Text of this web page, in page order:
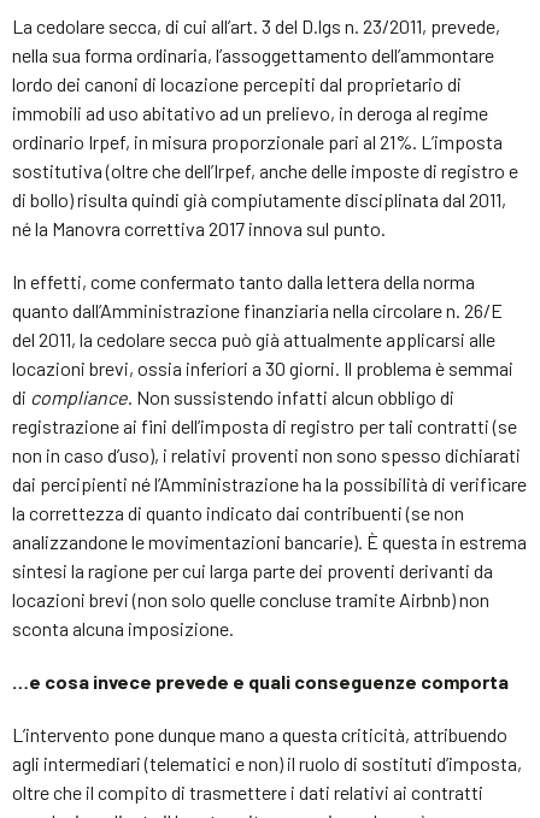
La cedolare secca, di cui all’art. 3 del D.lgs n. 23/2011, prevede,
nella sua forma ordinaria, l’assoggettamento dell’ammontare
lordo dei canoni di locazione percepiti dal proprietario di
immobili ad uso abitativo ad un prelievo, in deroga al regime
ordinario Irpef, in misura proporzionale pari al 21%. L’imposta
sostitutiva (oltre che dell’Irpef, anche delle imposte di registro e
di bollo) risulta quindi già compiutamente disciplinata dal 2011,
né la Manovra correttiva 2017 innova sul punto.
In effetti, come confermato tanto dalla lettera della norma
quanto dall’Amministrazione finanziaria nella circolare n. 26/E
del 2011, la cedolare secca può già attualmente applicarsi alle
locazioni brevi, ossia inferiori a 30 giorni. Il problema è semmai
di compliance. Non sussistendo infatti alcun obbligo di
registrazione ai fini dell’imposta di registro per tali contratti (se
non in caso d’uso), i relativi proventi non sono spesso dichiarati
dai percipienti né l’Amministrazione ha la possibilità di verificare
la correttezza di quanto indicato dai contribuenti (se non
analizzandone le movimentazioni bancarie). È questa in estrema
sintesi la ragione per cui larga parte dei proventi derivanti da
locazioni brevi (non solo quelle concluse tramite Airbnb) non
sconta alcuna imposizione.
…e cosa invece prevede e quali conseguenze comporta
L’intervento pone dunque mano a questa criticità, attribuendo
agli intermediari (telematici e non) il ruolo di sostituti d’imposta,
oltre che il compito di trasmettere i dati relativi ai contratti